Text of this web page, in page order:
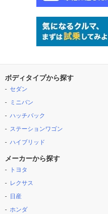
ボディタイプから探す
セダン
ミニバン
ハッチバック
ステーションワゴン
ハイブリッド
メーカーから探す
トヨタ
レクサス
日産
ホンダ